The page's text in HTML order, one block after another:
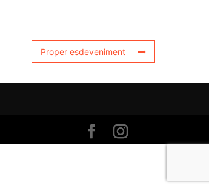
Proper esdeveniment